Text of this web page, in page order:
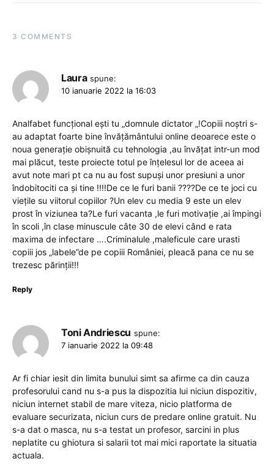
3 COMMENTS
Laura spune:
10 ianuarie 2022 la 16:03
Analfabet funcțional ești tu „domnule dictator „!Copiii noștri s-
au adaptat foarte bine învățământului online deoarece este o
noua generație obișnuită cu tehnologia ,au învățat intr-un mod
mai plăcut, teste proiecte totul pe înțelesul lor de aceea ai
avut note mari pt ca nu au fost supuși unor presiuni a unor
îndobitociti ca și tine !!!!De ce le furi banii ????De ce te joci cu
viețile su viitorul copiilor ?Un elev cu media 9 este un elev
prost în viziunea ta?Le furi vacanta ,le furi motivație ,ai împingi
în scoli ,în clase minuscule câte 30 de elevi când e rata
maxima de infectare ….Criminalule ,maleficule care urasti
copiii jos „labele”de pe copiii României, pleacă pana ce nu se
trezesc părinții!!!
Reply
Toni Andriescu spune:
7 ianuarie 2022 la 09:48
Ar fi chiar iesit din limita bunului simt sa afirme ca din cauza
profesorului cand nu s-a pus la dispozitia lui niciun dispozitiv,
niciun internet stabil de mare viteza, nicio platforma de
evaluare securizata, niciun curs de predare online gratuit. Nu
s-a dat o masca, nu s-a testat un profesor, sarcini in plus
neplatite cu ghiotura si salarii tot mai mici raportate la situatia
actuala.